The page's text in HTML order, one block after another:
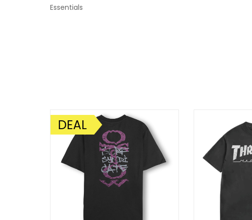
Essentials
AANBIEDING!
DEAL